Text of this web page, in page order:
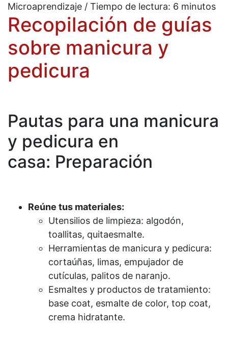
Microaprendizaje / Tiempo de lectura: 6 minutos
Recopilación de guías
sobre manicura y
pedicura
Pautas para una manicura
y pedicura en
casa: Preparación
Reúne tus materiales:
Utensilios de limpieza: algodón,
toallitas, quitaesmalte.
Herramientas de manicura y pedicura:
cortaúñas, limas, empujador de
cutículas, palitos de naranjo.
Esmaltes y productos de tratamiento:
base coat, esmalte de color, top coat,
crema hidratante.